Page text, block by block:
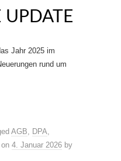
UPDATE
Jahr 2025 im
rund um
AGB, DPA,
on 4. Januar 2026 by